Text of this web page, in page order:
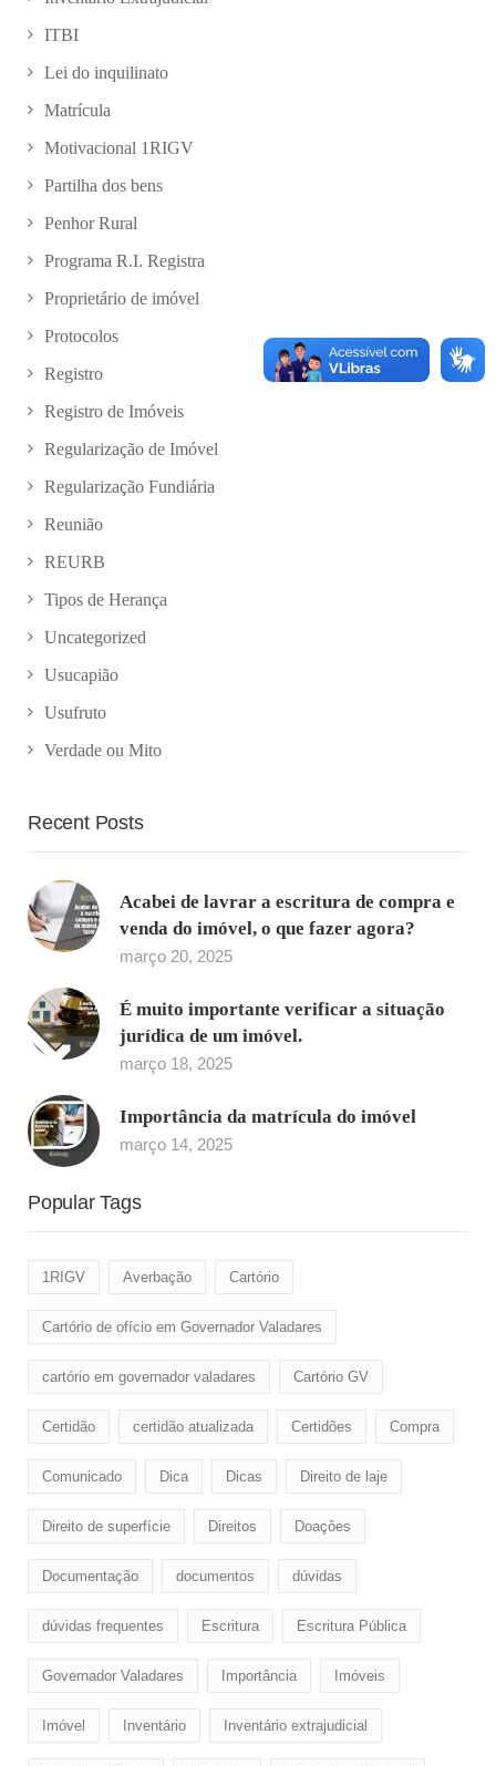
ITBI
Lei do inquilinato
Matrícula
Motivacional 1RIGV
Partilha dos bens
Penhor Rural
Programa R.I. Registra
Proprietário de imóvel
Protocolos
Registro
Registro de Imóveis
Regularização de Imóvel
Regularização Fundiária
Reunião
REURB
Tipos de Herança
Uncategorized
Usucapião
Usufruto
Verdade ou Mito
Recent Posts
Acabei de lavrar a escritura de compra e
venda do imóvel, o que fazer agora?
março 20, 2025
É muito importante verificar a situação
jurídica de um imóvel.
março 18, 2025
Importância da matrícula do imóvel
março 14, 2025
Popular Tags
1RIGV Averbação Cartório
Cartório de ofício em Governador Valadares
cartório em governador valadares Cartório GV
Certidão certidão atualizada Certidões Compra
Comunicado Dica Dicas Direito de laje
Direito de superfície Direitos Doaçôes
Documentação documentos dúvidas
dúvidas frequentes Escritura Escritura Pública
Governador Valadares Importância Imóveis
Imóvel Inventário Inventário extrajudicial